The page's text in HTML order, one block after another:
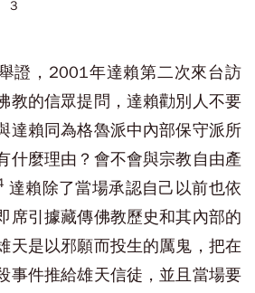
3
證，2001年達賴第二次來台訪
教的信眾提問，達賴勸別人不要
達賴同為格魯派中內部保守派所
什麼理由？會不會與宗教自由產
達賴除了當場承認自己以前也依
席引據藏傳佛教歷史和其內部的
天是以邪願而投生的厲鬼，把在
事件推給雄天信徒，並且當場要